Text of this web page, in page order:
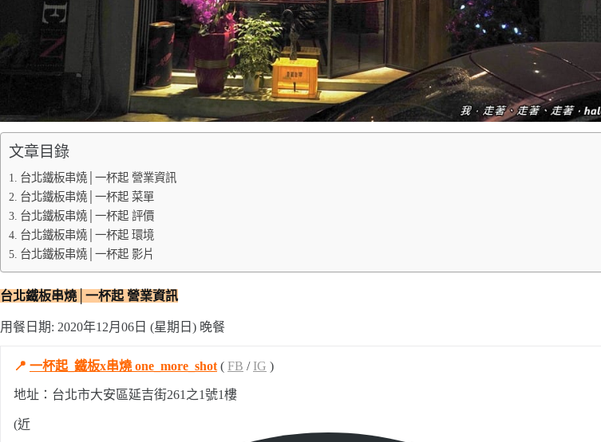
文章目錄
台北鐵板串燒│一杯起 營業資訊
台北鐵板串燒│一杯起 菜單
台北鐵板串燒│一杯起 評價
台北鐵板串燒│一杯起 環境
台北鐵板串燒│一杯起 影片
台北鐵板串燒│一杯起 營業資訊
用餐日期: 2020年12月06日 (星期日) 晚餐
📍 一杯起_鐵板x串燒 one_more_shot ( FB / IG )
地址：台北市大安區延吉街261之1號1樓
(近